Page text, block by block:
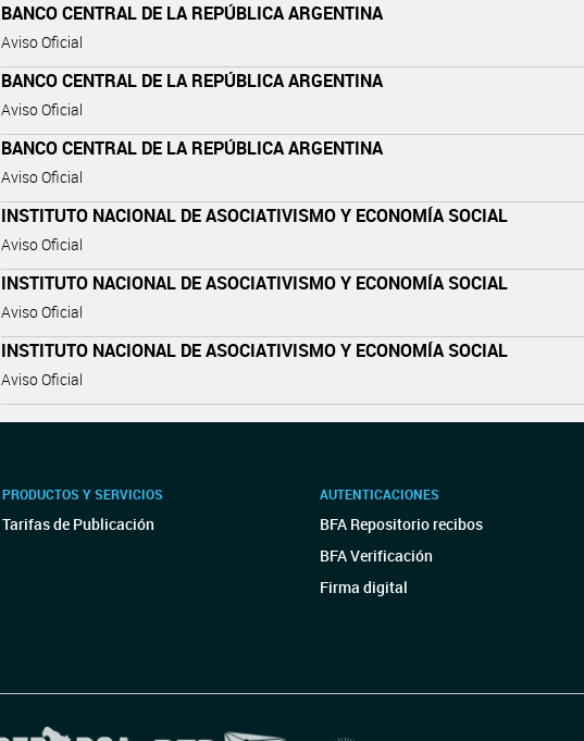
BANCO CENTRAL DE LA REPÚBLICA ARGENTINA
Aviso Oficial
BANCO CENTRAL DE LA REPÚBLICA ARGENTINA
Aviso Oficial
BANCO CENTRAL DE LA REPÚBLICA ARGENTINA
Aviso Oficial
INSTITUTO NACIONAL DE ASOCIATIVISMO Y ECONOMÍA SOCIAL
Aviso Oficial
INSTITUTO NACIONAL DE ASOCIATIVISMO Y ECONOMÍA SOCIAL
Aviso Oficial
INSTITUTO NACIONAL DE ASOCIATIVISMO Y ECONOMÍA SOCIAL
Aviso Oficial
PRODUCTOS Y SERVICIOS
Tarifas de Publicación
AUTENTICACIONES
BFA Repositorio recibos
BFA Verificación
Firma digital